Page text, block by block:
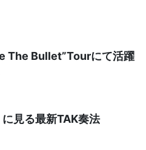
The Bullet”Tourにて活躍
に見る最新TAK奏法